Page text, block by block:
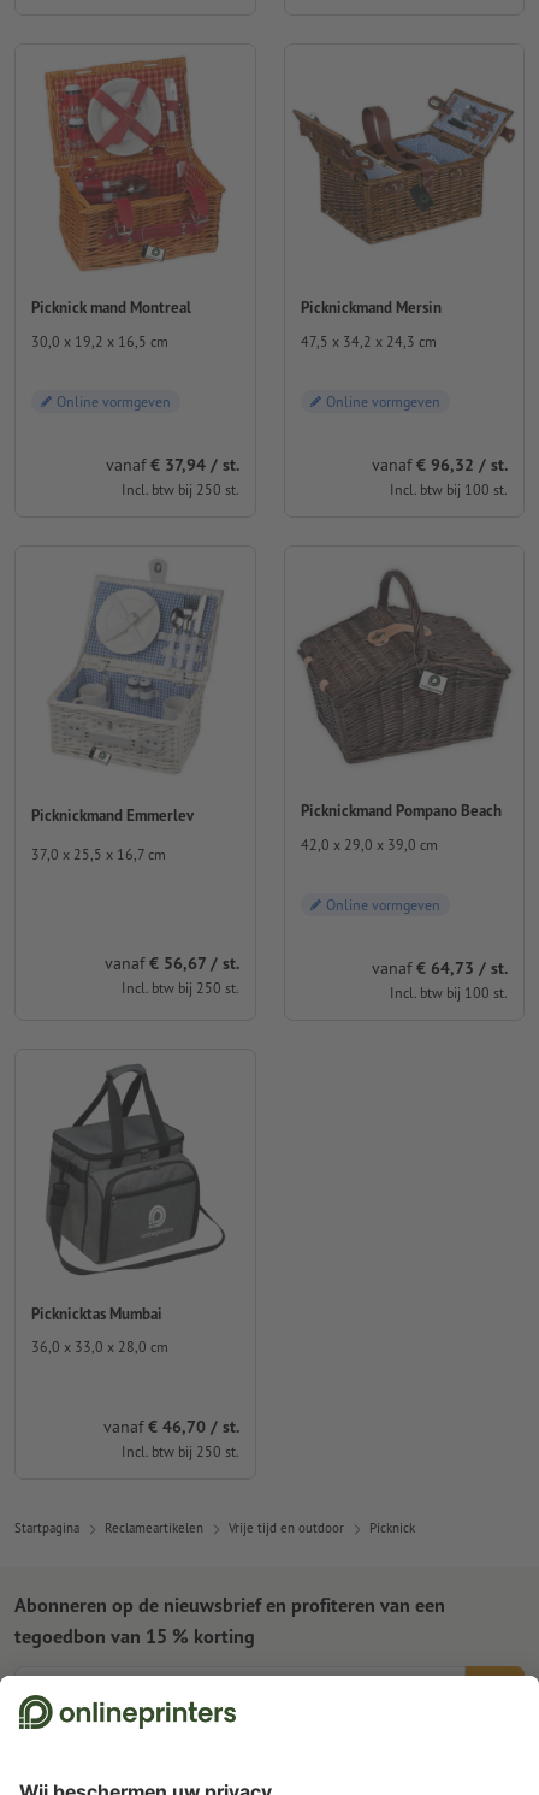
Picknick mand Montreal
30,0 x 19,2 x 16,5 cm
Online vormgeven
vanaf€ 37,94 / st.
Incl. btw bij 250 st.
Picknickmand Mersin
47,5 x 34,2 x 24,3 cm
Online vormgeven
vanaf€ 96,32 / st.
Incl. btw bij 100 st.
Picknickmand Emmerlev
37,0 x 25,5 x 16,7 cm
vanaf€ 56,67 / st.
Incl. btw bij 250 st.
Picknickmand Pompano Beach
42,0 x 29,0 x 39,0 cm
Online vormgeven
vanaf€ 64,73 / st.
Incl. btw bij 100 st.
Picknicktas Mumbai
36,0 x 33,0 x 28,0 cm
vanaf€ 46,70 / st.
Incl. btw bij 250 st.
Startpagina Reclameartikelen Vrije tijd en outdoor Picknick
Abonneren op de nieuwsbrief en profiteren van een
tegoedbon van 15 % korting